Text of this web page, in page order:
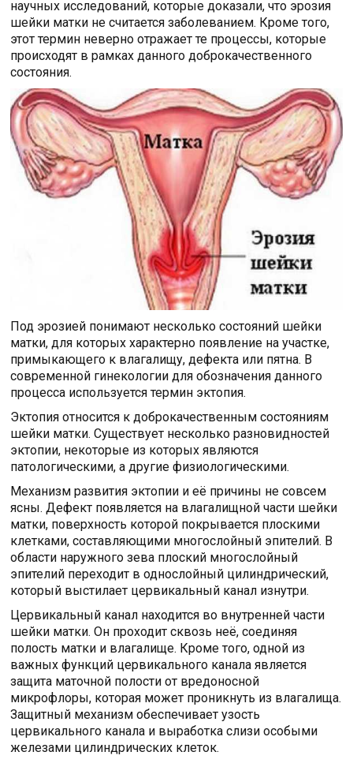
научных исследований, которые доказали, что эрозия
шейки матки не считается заболеванием. Кроме того,
этот термин неверно отражает те процессы, которые
происходят в рамках данного доброкачественного
состояния.
Под эрозией понимают несколько состояний шейки
матки, для которых характерно появление на участке,
примыкающего к влагалищу, дефекта или пятна. В
современной гинекологии для обозначения данного
процесса используется термин эктопия.
Эктопия относится к доброкачественным состояниям
шейки матки. Существует несколько разновидностей
эктопии, некоторые из которых являются
патологическими, а другие физиологическими.
Механизм развития эктопии и её причины не совсем
ясны. Дефект появляется на влагалищной части шейки
матки, поверхность которой покрывается плоскими
клетками, составляющими многослойный эпителий. В
области наружного зева плоский многослойный
эпителий переходит в однослойный цилиндрический,
который выстилает цервикальный канал изнутри.
Цервикальный канал находится во внутренней части
шейки матки. Он проходит сквозь неё, соединяя
полость матки и влагалище. Кроме того, одной из
важных функций цервикального канала является
защита маточной полости от вредоносной
микрофлоры, которая может проникнуть из влагалища.
Защитный механизм обеспечивает узость
цервикального канала и выработка слизи особыми
железами цилиндрических клеток.